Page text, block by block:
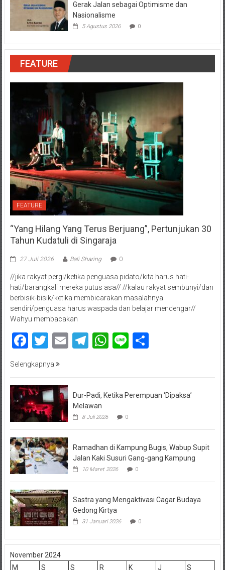
Gerak Jalan sebagai Optimisme dan
Nasionalisme
5 Agustus 2026 0
FEATURE
FEATURE
“Yang Hilang Yang Terus Berjuang”, Pertunjukan 30
Tahun Kudatuli di Singaraja
27 Juli 2026 Bali Sharing 0
//jika rakyat pergi/ketika penguasa pidato/kita harus hati-
hati/barangkali mereka putus asa// //kalau rakyat sembunyi/dan
berbisik-bisik/ketika membicarakan masalahnya
sendiri/penguasa harus waspada dan belajar mendengar//
Wahyu membacakan
Facebook
Twitter
EmailTelegram
WhatsApp
LineShare
Selengkapnya
Dur-Padi, Ketika Perempuan ‘Dipaksa’
Melawan
8 Juli 2026 0
Ramadhan di Kampung Bugis, Wabup Supit
Jalan Kaki Susuri Gang-gang Kampung
10 Maret 2026 0
Sastra yang Mengaktivasi Cagar Budaya
Gedong Kirtya
31 Januari 2026 0
November 2024
M
S S R K J S